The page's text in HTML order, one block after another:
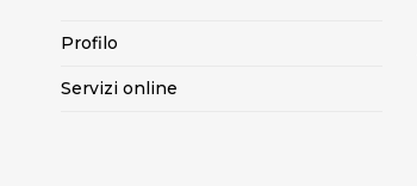
Profilo
Servizi online